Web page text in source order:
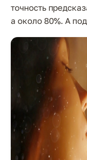
точность
а около 80%. А